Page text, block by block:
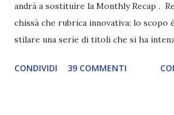
andrà a sostituire la Monthly Recap .
chissà che rubrica innovativa; lo scopo
stilare una serie di titoli che si ha
una rubrica per tenere sotto controllo
CONDIVIDI 39 COMMENTI